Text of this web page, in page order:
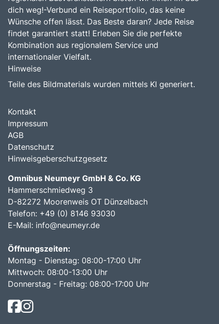
dich weg!-Verbund ein Reiseportfolio, das keine
Wünsche offen lässt. Das Beste daran? Jede Reise
findet garantiert statt! Erleben Sie die perfekte
Kombination aus regionalem Service und
internationaler Vielfalt.
Hinweise
Teile des Bildmaterials wurden mittels KI generiert.
Kontakt
Impressum
AGB
Datenschutz
Hinweisgeberschutzgesetz
Omnibus Neumeyr GmbH & Co. KG
Hammerschmiedweg 3
D-82272 Moorenweis OT Dünzelbach
Telefon: +49 (0) 8146 93030
E-Mail: info@neumeyr.de
Öffnungszeiten:
Montag - Dienstag: 08:00-17:00 Uhr
Mittwoch: 08:00-13:00 Uhr
Donnerstag - Freitag: 08:00-17:00 Uhr